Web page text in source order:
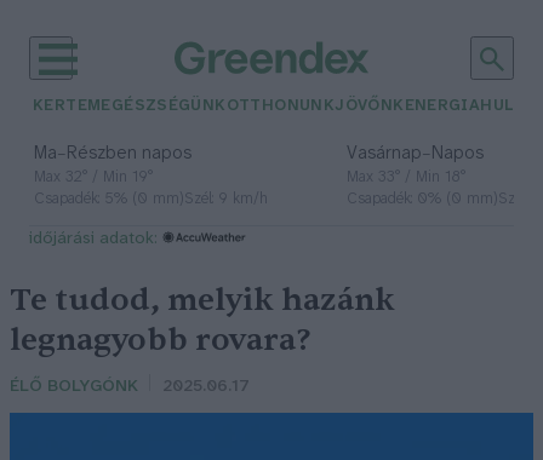
KERTEM EGÉSZSÉGÜNK OTTHONUNKJÖVŐNK ENERGIA
Ma– Részben napos
Max 32° / Min 19°
Csapadék: 5% (0 mm)Szél: 9 km/h
Vasárnap– Napos
Max 33° / Min 18°
Csapadék: 0% (0 mm)Szél:
időjárási adatok:
Te tudod, melyik hazánk
legnagyobb rovara?
ÉLŐ BOLYGÓNK 2025.06.17